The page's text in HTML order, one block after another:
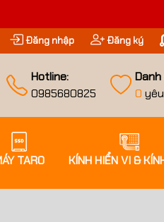
Đăng nhập Đăng ký
Hotline:
0985680825
0
TARO KÍNH HIỂN VI &